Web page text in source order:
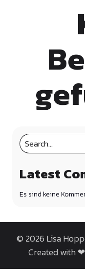
Latest
Es sind keine
© 2026 Lisa
Created with